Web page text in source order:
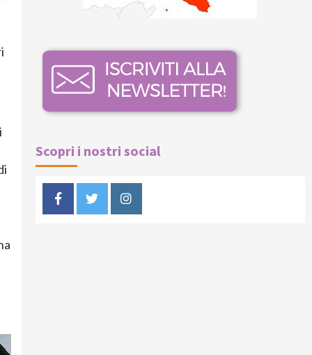
Scopri i nostri social
FacebookTwitterInstagram